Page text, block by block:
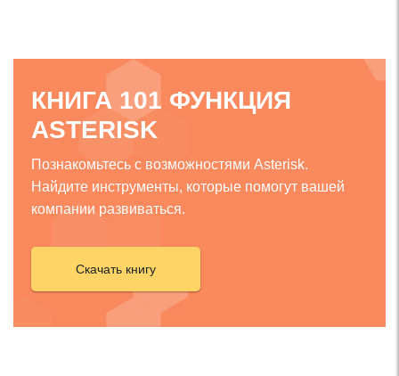
КНИГА 101 ФУНКЦИЯ
ASTERISK
Познакомьтесь с возможностями Asterisk.
Найдите инструменты, которые помогут вашей
компании развиваться.
Скачать книгу